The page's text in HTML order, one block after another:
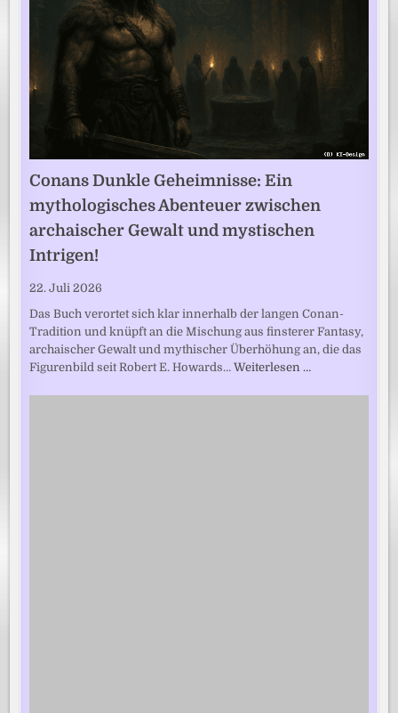
Conans Dunkle Geheimnisse: Ein
mythologisches Abenteuer zwischen
archaischer Gewalt und mystischen
Intrigen!
22. Juli 2026
Das Buch verortet sich klar innerhalb der langen Conan-
Tradition und knüpft an die Mischung aus finsterer Fantasy,
archaischer Gewalt und mythischer Überhöhung an, die das
Figurenbild seit Robert E. Howards…Weiterlesen …